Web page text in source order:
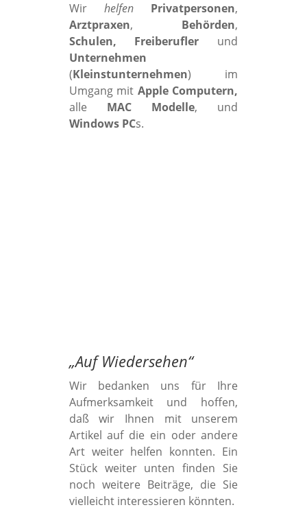
Wir helfen Privatpersonen,
Arztpraxen, Behörden,
Schulen, Freiberufler und
Unternehmen
(Kleinstunternehmen) im
Umgang mit Apple Computern,
alle MAC Modelle, und
Windows PCs.
„Auf Wiedersehen“
Wir bedanken uns für Ihre
Aufmerksamkeit und hoffen,
daß wir Ihnen mit unserem
Artikel auf die ein oder andere
Art weiter helfen konnten. Ein
Stück weiter unten finden Sie
noch weitere Beiträge, die Sie
vielleicht interessieren könnten.